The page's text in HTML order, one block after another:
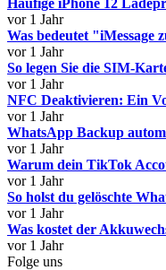
Häufige iPhone 12
vor 1 Jahr
Was bedeutet "iMessage
vor 1 Jahr
So legen Sie die SIM-
vor 1 Jahr
NFC Deaktivieren: Ein
vor 1 Jahr
WhatsApp Backup
vor 1 Jahr
Warum dein TikTok
vor 1 Jahr
So holst du gelöschte
vor 1 Jahr
Was kostet der
vor 1 Jahr
Folge uns